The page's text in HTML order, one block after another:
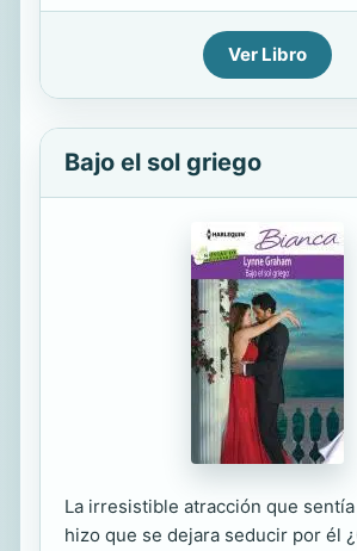
Ver Libro
Bajo el sol griego
La irresistible atracción que
hizo que se dejara seducir por él